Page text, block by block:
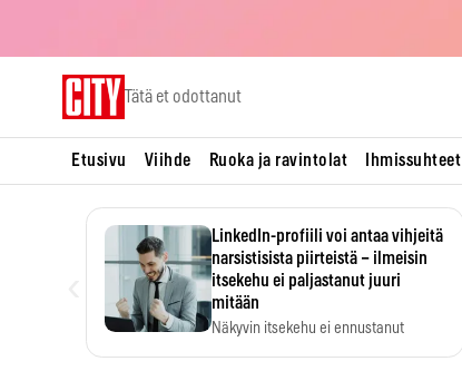
Tätä et odottanut
Etusivu Viihde Ruoka ja ravintolat Ihmissuhteet
LinkedIn-profiili voi antaa vihjeitä
narsistisista piirteistä – ilmeisin
itsekehu ei paljastanut juuri
mitään
Näkyvin itsekehu ei ennustanut